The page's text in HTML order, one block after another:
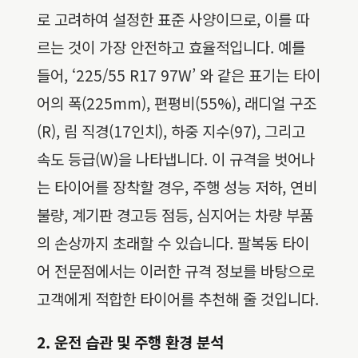
로 고려하여 설정한 표준 사양이므로, 이를 따
르는 것이 가장 안전하고 효율적입니다. 예를
들어, ‘225/55 R17 97W’ 와 같은 표기는 타이
어의 폭(225mm), 편평비(55%), 래디얼 구조
(R), 림 직경(17인치), 하중 지수(97), 그리고
속도 등급(W)을 나타냅니다. 이 규격을 벗어나
는 타이어를 장착할 경우, 주행 성능 저하, 연비
불량, 계기판 경고등 점등, 심지어는 차량 부품
의 손상까지 초래할 수 있습니다. 팔복동 타이
어 전문점에서는 이러한 규격 정보를 바탕으로
고객에게 적합한 타이어를 추천해 줄 것입니다.
2. 운전 습관 및 주행 환경 분석